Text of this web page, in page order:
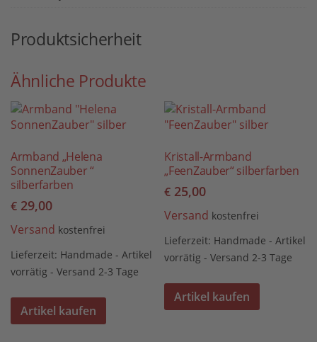
Produktsicherheit
Ähnliche Produkte
Armband „Helena
SonnenZauber “
silberfarben
€ 29,00
Versand kostenfrei
Lieferzeit: Handmade - Artikel
vorrätig - Versand 2-3 Tage
Artikel kaufen
Kristall-Armband
„FeenZauber“ silberfarben
€ 25,00
Versand kostenfrei
Lieferzeit: Handmade - Artikel
vorrätig - Versand 2-3 Tage
Artikel kaufen